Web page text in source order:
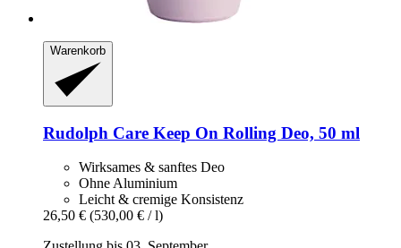
Warenkorb
Rudolph Care Keep On Rolling Deo, 50 ml
Wirksames & sanftes Deo
Ohne Aluminium
Leicht & cremige Konsistenz
26,50 € (530,00 € / l)